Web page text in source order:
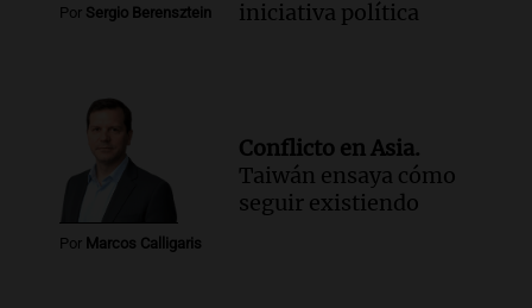
Por Sergio Berensztein
iniciativa política
Por Marcos Calligaris
Conflicto en Asia.
Taiwán ensaya cómo
seguir existiendo